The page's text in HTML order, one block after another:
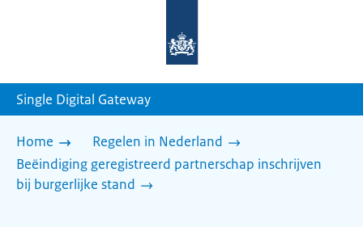
homepage
Single Digital Gateway
Home
Regelen in Nederland
Beëindiging geregistreerd partnerschap inschrijven
bij burgerlijke stand